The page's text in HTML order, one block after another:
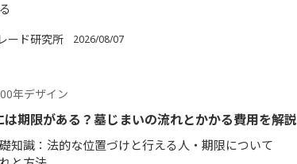
ード研究所 2026/08/07
年デザイン
は期限がある？墓じまいの流れとかかる費用を解説
知識：法的な位置づけと行える人・期限について